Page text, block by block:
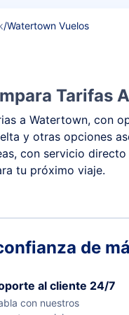
/Watertown Vuelos
Tarifas
a Watertown, con
y otras opciones
con servicio
tu próximo viaje.
de
al cliente 24/7
con nuestros